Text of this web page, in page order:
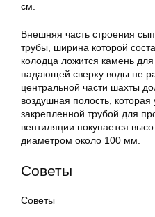
см.
Внешняя часть строения
трубы, ширина которой
колодца ложится камень
падающей сверху воды не
центральной части шахты
воздушная полость,
закрепленной трубой для
вентиляции покупается
диаметром около 100 мм.
Советы
Советы